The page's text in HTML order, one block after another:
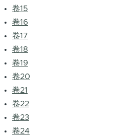
卷15
卷16
卷17
卷18
卷19
卷20
卷21
卷22
卷23
卷24